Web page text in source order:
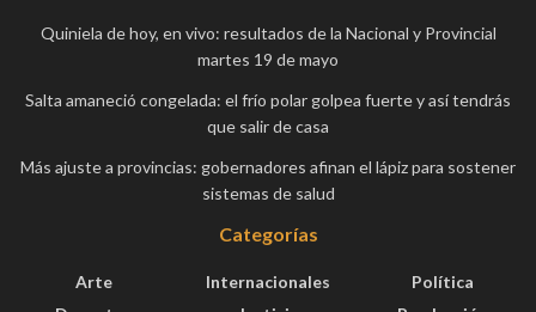
Quiniela de hoy, en vivo: resultados de la Nacional y Provincial
martes 19 de mayo
Salta amaneció congelada: el frío polar golpea fuerte y así tendrás
que salir de casa
Más ajuste a provincias: gobernadores afinan el lápiz para sostener
sistemas de salud
Categorías
Arte
Internacionales
Política